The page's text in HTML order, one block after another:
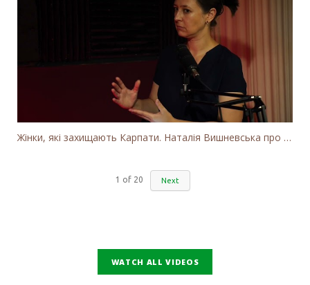
Жінки, які захищають Карпати. Наталія Вишневська про вітряки в Закарпатті та участь громадськості
1 of 20 Next
WATCH ALL VIDEOS